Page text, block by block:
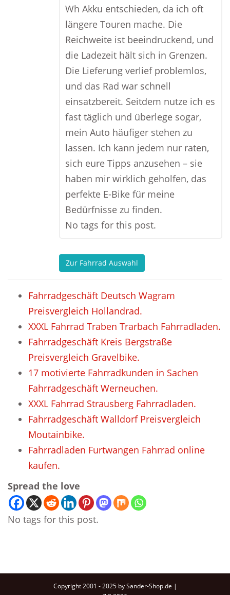
Wh Akku entschieden, da ich oft
längere Touren mache. Die
Reichweite ist beeindruckend, und
die Ladezeit hält sich in Grenzen.
Die Lieferung verlief problemlos,
und das Rad war schnell
einsatzbereit. Seitdem nutze ich es
fast täglich und überlege sogar,
mein Auto häufiger stehen zu
lassen. Ich kann jedem nur raten,
sich eure Tipps anzusehen – sie
haben mir wirklich geholfen, das
perfekte E-Bike für meine
Bedürfnisse zu finden.
No tags for this post.
Zur Fahrrad Auswahl
Fahrradgeschäft Deutsch Wagram
Preisvergleich Hollandrad.
XXXL Fahrrad Traben Trarbach Fahrradladen.
Fahrradgeschäft Kreis Bergstraße
Preisvergleich Gravelbike.
17 motivierte Fahrradkunden in Sachen
Fahrradgeschäft Werneuchen.
XXXL Fahrrad Strausberg Fahrradladen.
Fahrradgeschäft Walldorf Preisvergleich
Moutainbike.
Fahrradladen Furtwangen Fahrrad online
kaufen.
Spread the love
No tags for this post.
Copyright 2001 - 2025 by Sander-Shop.de |